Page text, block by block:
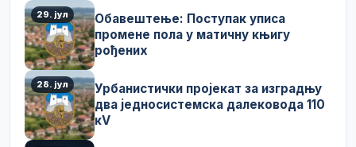
29. јул
Обавештење: Поступак уписа
промене пола у матичну књигу
рођених
28. јул
Урбанистички пројекат за изградњу
два једносистемска далековода 110
кV